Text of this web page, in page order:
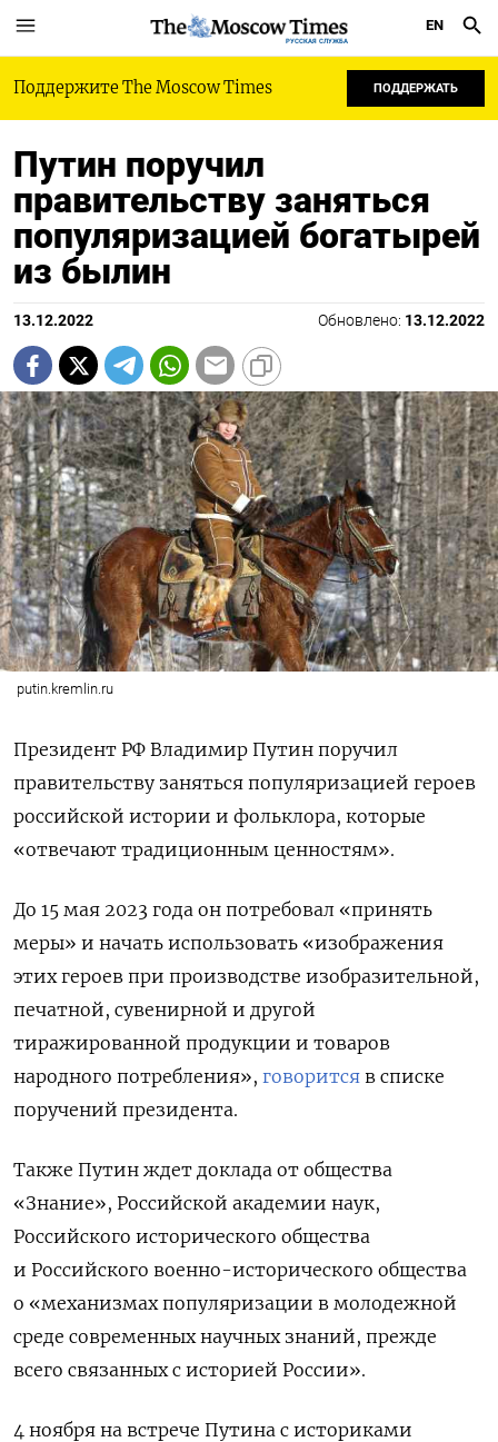
РУССКАЯ СЛУЖБА
EN
Поддержите The Moscow Times ПОДДЕРЖАТЬ
Путин поручил
правительству заняться
популяризацией богатырей
из былин
13.12.2022 Обновлено: 13.12.2022
putin.kremlin.ru
Президент РФ Владимир Путин поручил
правительству заняться популяризацией героев
российской истории и фольклора, которые
«отвечают традиционным ценностям».
До 15 мая 2023 года он потребовал «принять
меры» и начать использовать «изображения
этих героев при производстве изобразительной,
печатной, сувенирной и другой
тиражированной продукции и товаров
народного потребления», говорится в списке
поручений президента.
Также Путин ждет доклада от общества
«Знание», Российской академии наук,
Российского исторического общества
и Российского военно-исторического общества
о «механизмах популяризации в молодежной
среде современных научных знаний, прежде
всего связанных с историей России».
4 ноября на встрече Путина с историками